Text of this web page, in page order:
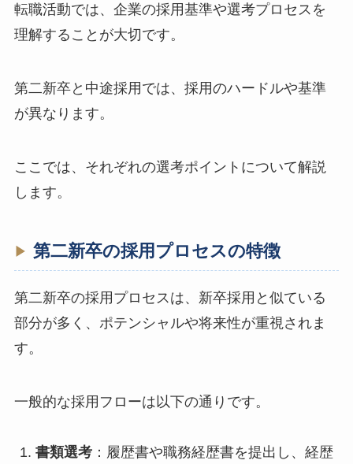
転職活動では、企業の採用基準や選考プロセスを
理解することが大切です。
第二新卒と中途採用では、採用のハードルや基準
が異なります。
ここでは、それぞれの選考ポイントについて解説
します。
第二新卒の採用プロセスの特徴
第二新卒の採用プロセスは、新卒採用と似ている
部分が多く、ポテンシャルや将来性が重視されま
す。
一般的な採用フローは以下の通りです。
書類選考：履歴書や職務経歴書を提出し、経歴